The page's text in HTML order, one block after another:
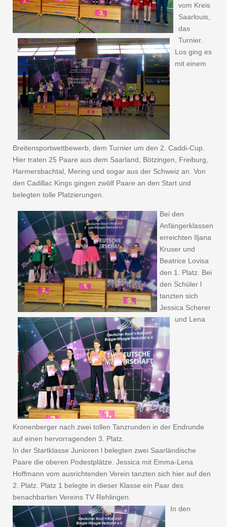
vom Kreis
Saarlouis,
das
Turnier.
Los ging es
mit einem
Breitensportwettbewerb, dem Turnier um den 2. Caddi-Cup.
Hier traten 25 Paare aus dem Saarland, Bötzingen, Freiburg,
Harmersbachtal, Mering und sogar aus der Schweiz an. Von
den Cadillac Kings gingen zwölf Paare an den Start und
belegten tolle Platzierungen.
Bei den
Anfängerklassen
erreichten Iljana
Kruser und
Beatrice Lovisa
den 1. Platz. Bei
den Schüler l
tanzten sich
Jessica Scherer
und Lena
Kronenberger nach zwei tollen Tanzrunden in der Endrunde
auf einen hervorragenden 3. Platz.
In der Startklasse Junioren l belegten zwei Saarländische
Paare die oberen Podestplätze. Jessica mit Emma-Lena
Hoffmann vom ausrichtenden Verein tanzten sich hier auf den
2. Platz. Platz 1 belegte in dieser Klasse ein Paar des
benachbarten Vereins TV Rehlingen.
In den